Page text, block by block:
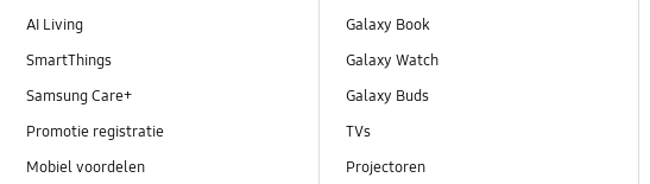
AI Living
SmartThings
Samsung Care+
Promotie registratie
Mobiel voordelen
Galaxy Book
Galaxy Watch
Galaxy Buds
TVs
Projectoren